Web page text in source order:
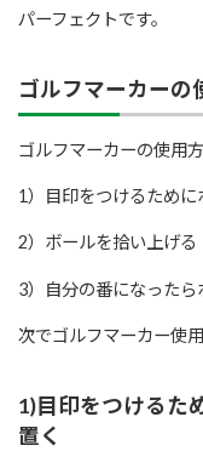
パーフェクトです。
ゴルフマーカーの
ゴルフマーカーの使用
1）目印をつけるために
2）ボールを拾い上げる
3）自分の番になったら
次でゴルフマーカー使
1)目印をつけるた
置く